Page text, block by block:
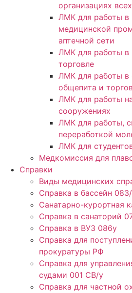
организациях
ЛМК для работы в
медицинской
аптечной сети
ЛМК для работы
торговле
ЛМК для работы в
общепита и
ЛМК для работы
сооружениях
ЛМК для работы,
переработкой
ЛМК для
Медкомиссия для
Справки
Виды медицинских
Справка в бассейн
Санатарно-курортная
Справка в санаторий
Справка в ВУЗ 086у
Справка для
прокуратуры РФ
Справка для
судами 001 СВ/у
Справка для частной